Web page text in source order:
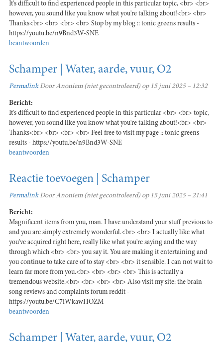
It's difficult to find experienced people in this particular topic, <br> <br>
however, you sound like you know what you're talking about!<br> <br>
Thanks<br> <br> <br> <br> Stop by my blog :: tonic greens results -
https://youtu.be/n9Bnd3W-SNE
beantwoorden
Schamper | Water, aarde, vuur, O2
PermalinkDoorAnoniem (niet gecontroleerd) op 15 juni 2025 – 12:32
Bericht:
It's difficult to find experienced people in this particular <br> <br> topic,
however, you sound like you know what you're talking about!<br> <br>
Thanks<br> <br> <br> <br> Feel free to visit my page :: tonic greens
results - https://youtu.be/n9Bnd3W-SNE
beantwoorden
Reactie toevoegen | Schamper
PermalinkDoorAnoniem (niet gecontroleerd) op 15 juni 2025 – 21:41
Bericht:
Magnificent items from you, man. I have understand your stuff previous to
and you are simply extremely wonderful.<br> <br> I actually like what
you've acquired right here, really like what you're saying and the way
through which <br> <br> you say it. You are making it entertaining and
you continue to take care of to stay <br> <br> it sensible. I can not wait to
learn far more from you.<br> <br> <br> <br> This is actually a
tremendous website.<br> <br> <br> <br> Also visit my site: the brain
song reviews and complaints forum reddit -
https://youtu.be/C7iWkawHOZM
beantwoorden
Schamper | Water, aarde, vuur, O2